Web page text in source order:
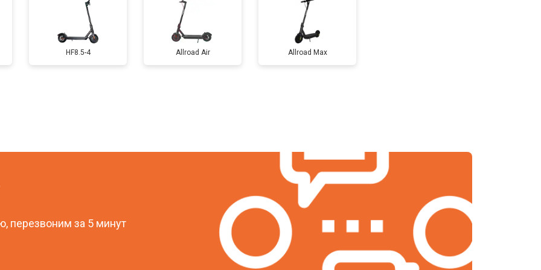
от 40 мин от 1100 ₽
от 80 мин от 2500 ₽
от 1200 ₽ Заказать
HF8.5-4 Allroad Air Allroad Max
перезвоним за 5 минут